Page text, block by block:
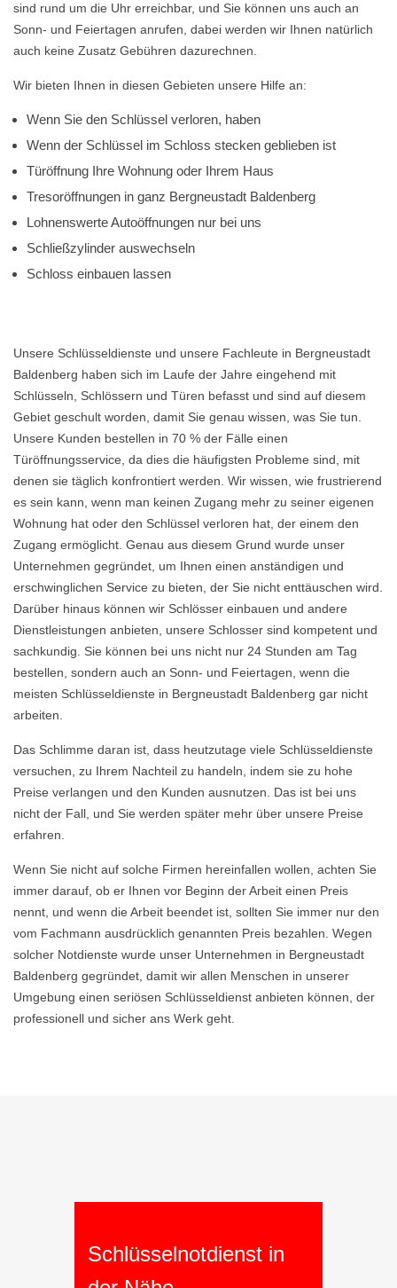
sind rund um die Uhr erreichbar, und Sie können uns auch an
Sonn- und Feiertagen anrufen, dabei werden wir Ihnen natürlich
auch keine Zusatz Gebühren dazurechnen.
Wir bieten Ihnen in diesen Gebieten unsere Hilfe an:
Wenn Sie den Schlüssel verloren, haben
Wenn der Schlüssel im Schloss stecken geblieben ist
Türöffnung Ihre Wohnung oder Ihrem Haus
Tresoröffnungen in ganz Bergneustadt Baldenberg
Lohnenswerte Autoöffnungen nur bei uns
Schließzylinder auswechseln
Schloss einbauen lassen
Unsere Schlüsseldienste und unsere Fachleute in Bergneustadt
Baldenberg haben sich im Laufe der Jahre eingehend mit
Schlüsseln, Schlössern und Türen befasst und sind auf diesem
Gebiet geschult worden, damit Sie genau wissen, was Sie tun.
Unsere Kunden bestellen in 70 % der Fälle einen
Türöffnungsservice, da dies die häufigsten Probleme sind, mit
denen sie täglich konfrontiert werden. Wir wissen, wie frustrierend
es sein kann, wenn man keinen Zugang mehr zu seiner eigenen
Wohnung hat oder den Schlüssel verloren hat, der einem den
Zugang ermöglicht. Genau aus diesem Grund wurde unser
Unternehmen gegründet, um Ihnen einen anständigen und
erschwinglichen Service zu bieten, der Sie nicht enttäuschen wird.
Darüber hinaus können wir Schlösser einbauen und andere
Dienstleistungen anbieten, unsere Schlosser sind kompetent und
sachkundig. Sie können bei uns nicht nur 24 Stunden am Tag
bestellen, sondern auch an Sonn- und Feiertagen, wenn die
meisten Schlüsseldienste in Bergneustadt Baldenberg gar nicht
arbeiten.
Das Schlimme daran ist, dass heutzutage viele Schlüsseldienste
versuchen, zu Ihrem Nachteil zu handeln, indem sie zu hohe
Preise verlangen und den Kunden ausnutzen. Das ist bei uns
nicht der Fall, und Sie werden später mehr über unsere Preise
erfahren.
Wenn Sie nicht auf solche Firmen hereinfallen wollen, achten Sie
immer darauf, ob er Ihnen vor Beginn der Arbeit einen Preis
nennt, und wenn die Arbeit beendet ist, sollten Sie immer nur den
vom Fachmann ausdrücklich genannten Preis bezahlen. Wegen
solcher Notdienste wurde unser Unternehmen in Bergneustadt
Baldenberg gegründet, damit wir allen Menschen in unserer
Umgebung einen seriösen Schlüsseldienst anbieten können, der
professionell und sicher ans Werk geht.
Schlüsselnotdienst in